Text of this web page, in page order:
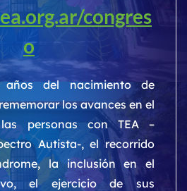
congres
o
del nacimiento de
los avances en el
personas con TEA –
Autista-, el recorrido
la inclusión en el
el ejercicio de sus